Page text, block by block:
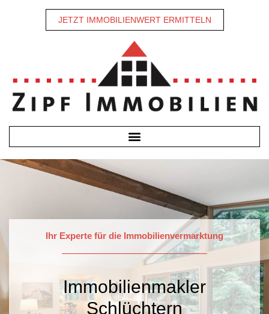
JETZT IMMOBILIENWERT ERMITTELN
Ihr Experte für die Immobilienvermarktung
Immobilienmakler
Schlüchtern